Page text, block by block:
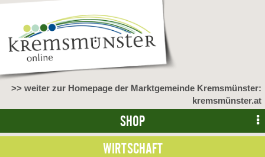
>> weiter zur Homepage der Marktgemeinde Kremsmünster:
kremsmünster.at
SHOP
WIRTSCHAFT